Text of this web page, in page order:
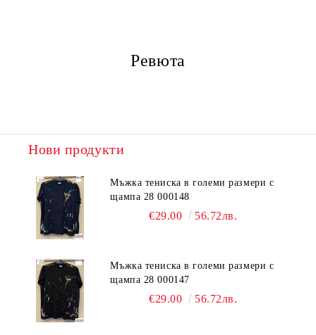
Ревюта
Нови продукти
Мъжка тениска в големи размери с
щампа 28 000148
€29.00 56.72лв.
Мъжка тениска в големи размери с
щампа 28 000147
€29.00 56.72лв.